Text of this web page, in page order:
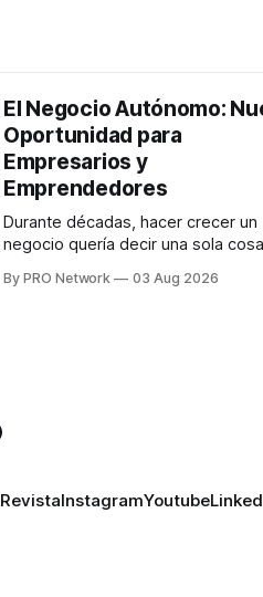
El Negocio Autónomo:
Oportunidad para
Empresarios y
Emprendedores
Durante décadas, hacer crecer un
negocio quería decir una sola
anuncios, un especialista en
By PRO Network 03 Aug 2026
RevistaInstagramYoutube